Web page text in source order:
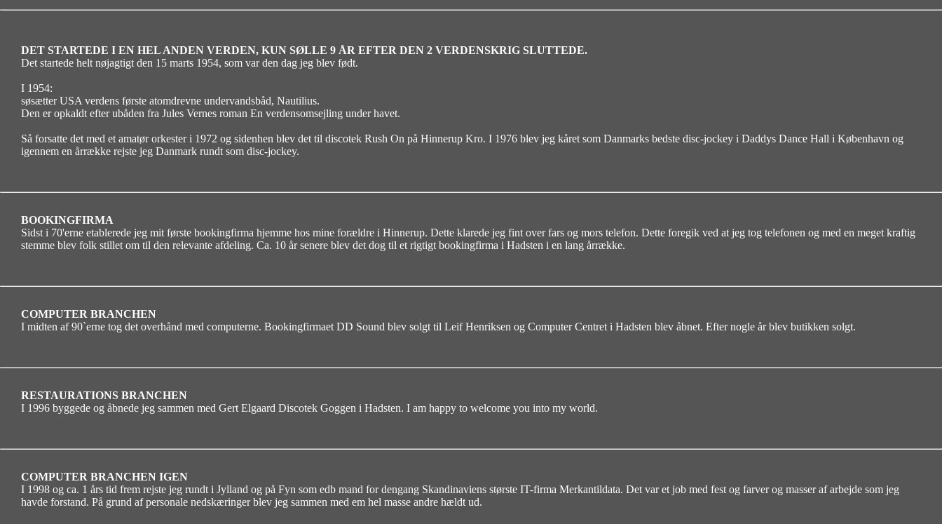
DET STARTEDE I EN HEL ANDEN VERDEN, KUN SØLLE 9 ÅR EFTER DEN 2 VERDENSKRIG SLUTTEDE.
Det startede helt nøjagtigt den 15 marts 1954, som var den dag jeg blev født.
I 1954:
søsætter USA verdens første atomdrevne undervandsbåd, Nautilius.
Den er opkaldt efter ubåden fra Jules Vernes roman En verdensomsejling under havet.
Så forsatte det med et amatør orkester i 1972 og sidenhen blev det til discotek Rush On på Hinnerup Kro. I 1976 blev jeg kåret som Danmarks bedste disc-jockey i Daddys Dance Hall i København og
igennem en årrække rejste jeg Danmark rundt som disc-jockey.
BOOKINGFIRMA
Sidst i 70'erne etablerede jeg mit første bookingfirma hjemme hos mine forældre i Hinnerup. Dette klarede jeg fint over fars og mors telefon. Dette foregik ved at jeg tog telefonen og med en meget kraftig
stemme blev folk stillet om til den relevante afdeling. Ca. 10 år senere blev det dog til et rigtigt bookingfirma i Hadsten i en lang årrække.
COMPUTER BRANCHEN
I midten af 90`erne tog det overhånd med computerne. Bookingfirmaet DD Sound blev solgt til Leif Henriksen og Computer Centret i Hadsten blev åbnet. Efter nogle år blev butikken solgt.
RESTAURATIONS BRANCHEN
I 1996 byggede og åbnede jeg sammen med Gert Elgaard Discotek Goggen i Hadsten. I am happy to welcome you into my world.
COMPUTER BRANCHEN IGEN
I 1998 og ca. 1 års tid frem rejste jeg rundt i Jylland og på Fyn som edb mand for dengang Skandinaviens største IT-firma Merkantildata. Det var et job med fest og farver og masser af arbejde som jeg
havde forstand. På grund af personale nedskæringer blev jeg sammen med em hel masse andre hældt ud.